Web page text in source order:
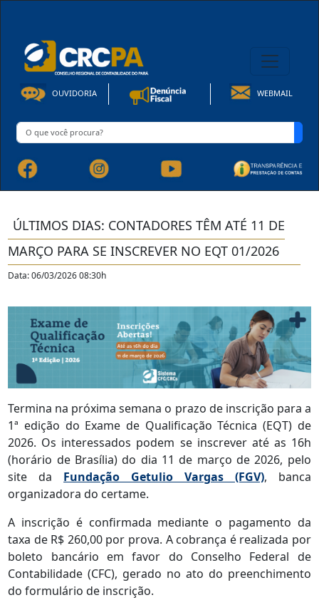
OUVIDORIA WEBMAIL
ÚLTIMOS DIAS: CONTADORES TÊM ATÉ 11 DE
MARÇO PARA SE INSCREVER NO EQT 01/2026
Data: 06/03/2026 08:30h
Termina na próxima semana o prazo de inscrição para a
1ª edição do Exame de Qualificação Técnica (EQT) de
2026. Os interessados podem se inscrever até as 16h
(horário de Brasília) do dia 11 de março de 2026, pelo
site da Fundação Getulio Vargas (FGV), banca
organizadora do certame.
A inscrição é confirmada mediante o pagamento da
taxa de R$ 260,00 por prova. A cobrança é realizada por
boleto bancário em favor do Conselho Federal de
Contabilidade (CFC), gerado no ato do preenchimento
do formulário de inscrição.